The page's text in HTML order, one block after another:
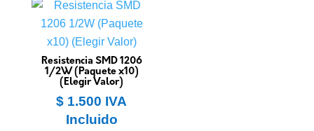
Resistencia SMD 1206
1/2W (Paquete x10)
(Elegir Valor)
$ 1.500 IVA
Incluido